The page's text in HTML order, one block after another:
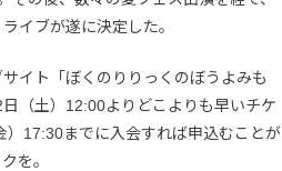
イブが遂に決定した。
イト「ぼくのりりっくのぼうよみも
（土）12:00よりどこよりも早いチケ
17:30までに入会すれば申込むことが
を。